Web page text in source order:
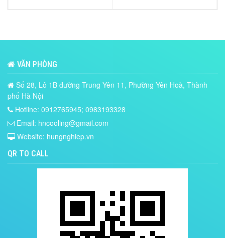
VĂN PHÒNG
Số 28, Lô 1B đường Trung Yên 11, Phường Yên Hoà, Thành
phố Hà Nội
Hotline: 0912765945; 0983193328
Email: hncooling@gmail.com
Website: hungnghiep.vn
QR TO CALL